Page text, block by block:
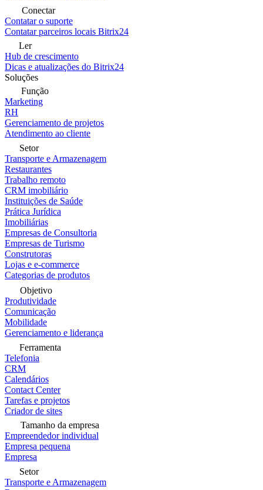
Conectar
Contatar o suporte
Contatar parceiros locais Bitrix24
Ler
Hub de crescimento
Dicas e atualizações do Bitrix24
Soluções
Função
Marketing
RH
Gerenciamento de projetos
Atendimento ao cliente
Setor
Transporte e Armazenagem
Restaurantes
Trabalho remoto
CRM imobiliário
Instituições de Saúde
Prática Jurídica
Imobiliárias
Empresas de Consultoria
Empresas de Turismo
Construtoras
Lojas e e-commerce
Categorias de produtos
Objetivo
Produtividade
Comunicação
Mobilidade
Gerenciamento e liderança
Ferramenta
Telefonia
CRM
Calendários
Contact Center
Tarefas e projetos
Criador de sites
Tamanho da empresa
Empreendedor individual
Empresa pequena
Empresa
Setor
Transporte e Armazenagem